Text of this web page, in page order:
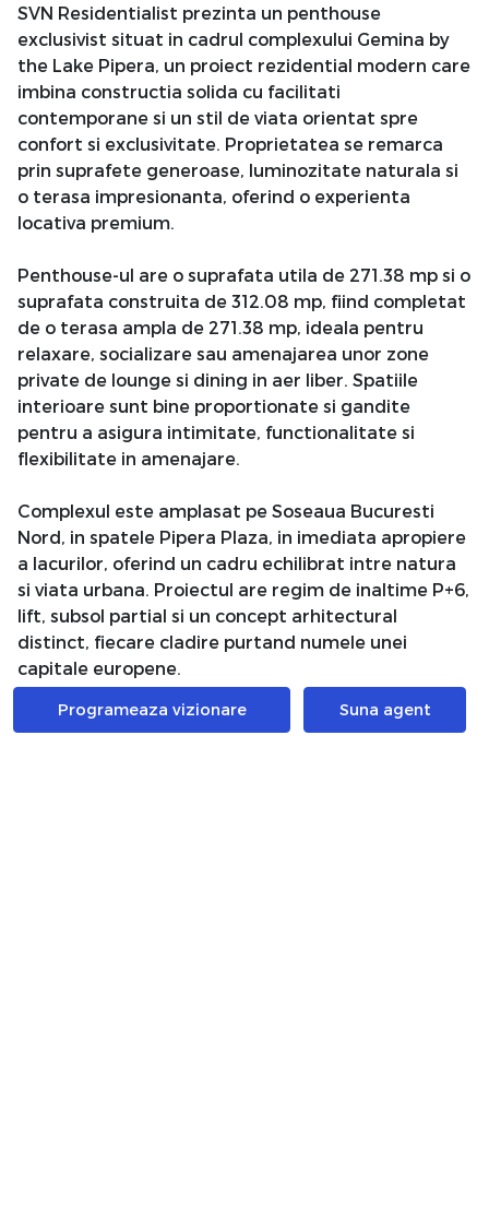
SVN Residentialist prezinta un penthouse
exclusivist situat in cadrul complexului Gemina by
the Lake Pipera, un proiect rezidential modern care
imbina constructia solida cu facilitati
contemporane si un stil de viata orientat spre
confort si exclusivitate. Proprietatea se remarca
prin suprafete generoase, luminozitate naturala si
o terasa impresionanta, oferind o experienta
locativa premium.
Penthouse-ul are o suprafata utila de 271.38 mp si o
suprafata construita de 312.08 mp, fiind completat
de o terasa ampla de 271.38 mp, ideala pentru
relaxare, socializare sau amenajarea unor zone
private de lounge si dining in aer liber. Spatiile
interioare sunt bine proportionate si gandite
pentru a asigura intimitate, functionalitate si
flexibilitate in amenajare.
Complexul este amplasat pe Soseaua Bucuresti
Nord, in spatele Pipera Plaza, in imediata apropiere
a lacurilor, oferind un cadru echilibrat intre natura
si viata urbana. Proiectul are regim de inaltime P+6,
lift, subsol partial si un concept arhitectural
distinct, fiecare cladire purtand numele unei
capitale europene.
Constructia respecta standarde ridicate de
Programeaza vizionare Suna agent